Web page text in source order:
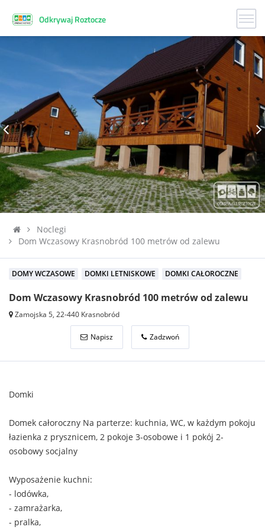
Odkrywaj Roztocze
Noclegi
Dom Wczasowy Krasnobród 100 metrów od zalewu
DOMY WCZASOWE DOMKI LETNISKOWE DOMKI CAŁOROCZNE
Dom Wczasowy Krasnobród 100 metrów od zalewu
Zamojska 5, 22-440 Krasnobród
Napisz Zadzwoń
Domki
Domek całoroczny Na parterze: kuchnia, WC, w każdym pokoju
łazienka z prysznicem, 2 pokoje 3-osobowe i 1 pokój 2-
osobowy socjalny
Wyposażenie kuchni:
- lodówka,
- zamrażarka,
- pralka,